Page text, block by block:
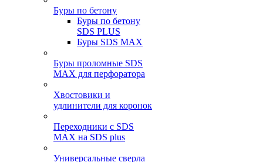
Буры по бетону
Буры по бетону
SDS PLUS
Буры SDS MAX
Буры проломные SDS
MAX для перфоратора
Хвостовики и
удлинители для коронок
Переходники с SDS
MAX на SDS plus
Универсальные сверла